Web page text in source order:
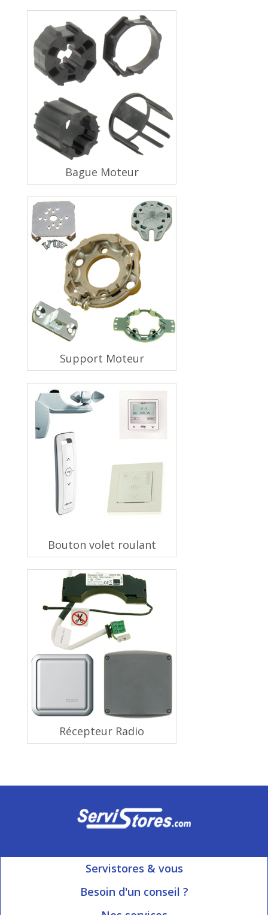
Bague Moteur
Support Moteur
Bouton volet roulant
Récepteur Radio
Servistores & vous
Mon compte
Besoin d'un conseil ?
Ouvert du Lundi au Vendredi